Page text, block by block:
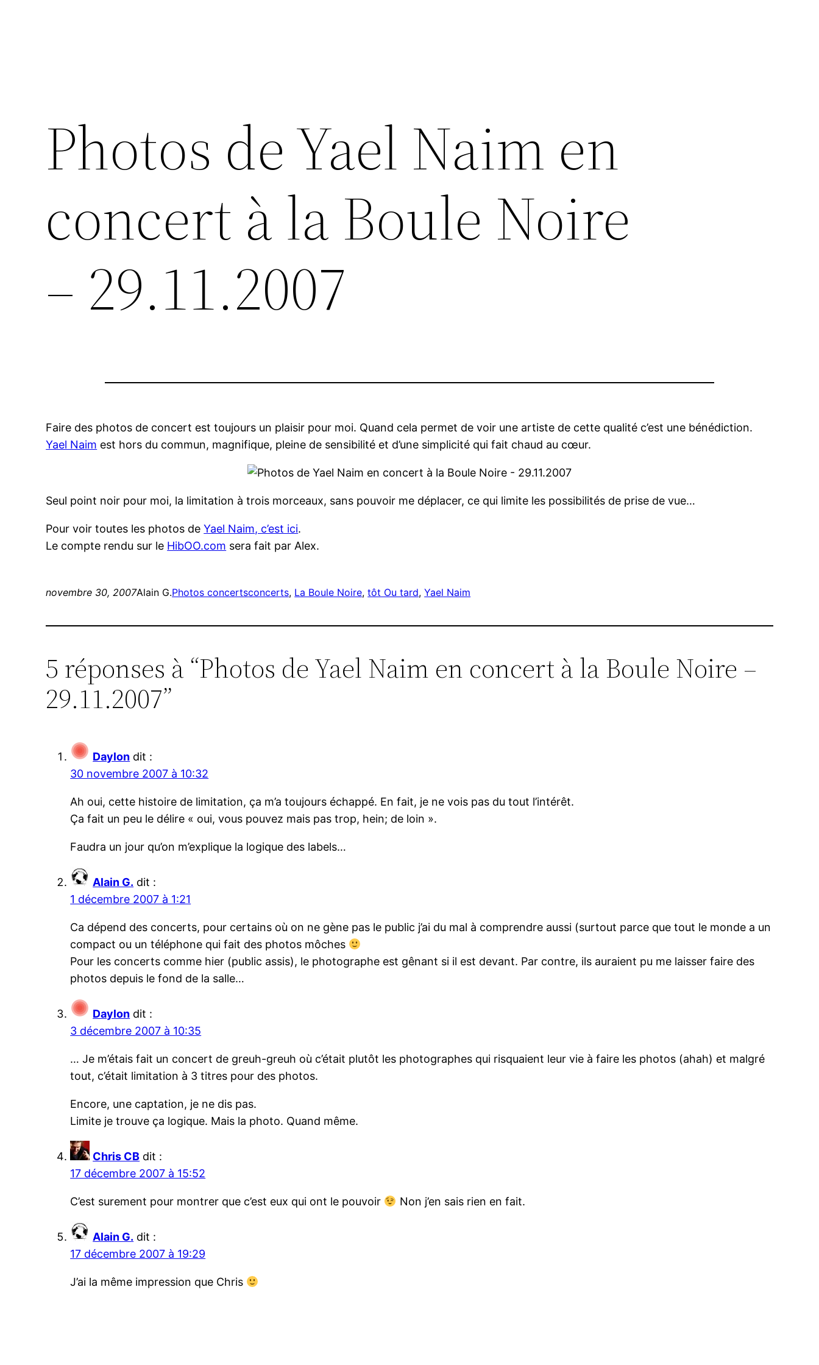
Photos de Yael Naim en
concert à la Boule Noire
– 29.11.2007
Faire des photos de concert est toujours un plaisir pour moi. Quand cela permet de voir une artiste de cette qualité c’est une bénédiction.
Yael Naim est hors du commun, magnifique, pleine de sensibilité et d’une simplicité qui fait chaud au cœur.
Seul point noir pour moi, la limitation à trois morceaux, sans pouvoir me déplacer, ce qui limite les possibilités de prise de vue…
Pour voir toutes les photos deYael Naim, c’est ici.
Le compte rendu sur le HibOO.com sera fait par Alex.
novembre 30, 2007Alain G.Photos concertsconcerts, La Boule Noire, tôt Ou tard, Yael Naim
5 réponses à “Photos de Yael Naim en concert à la Boule Noire –
29.11.2007”
Daylon dit :
30 novembre 2007 à 10:32
Ah oui, cette histoire de limitation, ça m’a toujours échappé. En fait, je ne vois pas du tout l’intérêt.
Ça fait un peu le délire « oui, vous pouvez mais pas trop, hein; de loin ».
Faudra un jour qu’on m’explique la logique des labels…
Alain G. dit :
1 décembre 2007 à 1:21
Ca dépend des concerts, pour certains où on ne gène pas le public j’ai du mal à comprendre aussi (surtout parce que tout le monde a un
compact ou un téléphone qui fait des photos môches
Pour les concerts comme hier (public assis), le photographe est gênant si il est devant. Par contre, ils auraient pu me laisser faire des
photos depuis le fond de la salle…
Daylon dit :
3 décembre 2007 à 10:35
… Je m’étais fait un concert de greuh-greuh où c’était plutôt les photographes qui risquaient leur vie à faire les photos (ahah) et malgré
tout, c’était limitation à 3 titres pour des photos.
Encore, une captation, je ne dis pas.
Limite je trouve ça logique. Mais la photo. Quand même.
Chris CB dit :
17 décembre 2007 à 15:52
C’est surement pour montrer que c’est eux qui ont le pouvoir Non j’en sais rien en fait.
Alain G. dit :
17 décembre 2007 à 19:29
J’ai la même impression que Chris